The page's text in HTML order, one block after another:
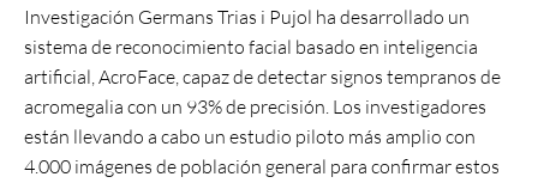
Investigación Germans Trias i Pujol ha desarrollado un
sistema de reconocimiento facial basado en inteligencia
artificial, AcroFace, capaz de detectar signos tempranos de
acromegalia con un 93% de precisión. Los investigadores
están llevando a cabo un estudio piloto más amplio con
4.000 imágenes de población general para confirmar estos